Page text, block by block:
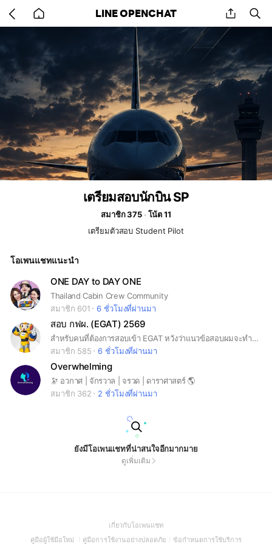
back
to
LINE OPENCHAT share
เตรียมสอบนักบิน SP
สมาชิก 375
โน้ต 11
เตรียมตัวสอบ Student Pilot
โอเพนแชทแนะนำ
ONE DAY to DAY ONE
Thailand Cabin Crew Community
สมาชิก 601
6 ชั่วโมงที่ผ่านมา
สอบ กฟผ. (EGAT) 2569
สำหรับคนที่ต้องการสอบเข้า EGAT หวังว่าแนวข้อสอบผมจะทำให้ทุกคนสองผ่านนะครับ เป็นกำลังใจให้ครับ ถ้าสงสัยอะไรสอบถามได้เลยครับ
สมาชิก 585
6 ชั่วโมงที่ผ่านมา
Overwhelming
🔭 อวกาศ | จักรวาล | จรวด | ดาราศาสตร์ 🌎
สมาชิก 362
2 ชั่วโมงที่ผ่านมา
ยังมีโอเพนแชทที่น่าสนใจอีกมากมาย
ดูเพิ่มเติม
เกี่ยวกับโอเพนแชท(Open
in
คู่มือผู้ใช้มือใหม่ (Open
คู่มือการใช้งานอย่างปลอดภัย(Open
ข้อกำหนดการใช้บริการ(Open